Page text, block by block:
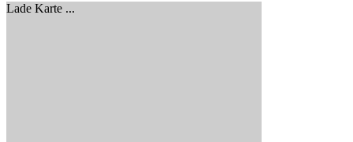
Lade Karte ...